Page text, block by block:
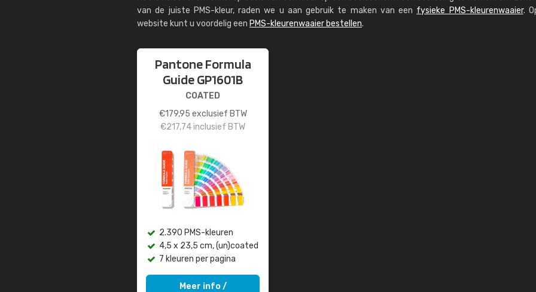
van de juiste PMS-kleur, raden we u aan gebruik te maken van een fysieke PMS-kleurenwaaier.
website kunt u voordelig een PMS-kleurenwaaier bestellen.
Pantone Formula
Guide GP1601B
COATED
€179,95 exclusief BTW
€217,74inclusief BTW
2.390 PMS-kleuren
4,5 x 23,5 cm, (un)coated
7 kleuren per pagina
Meer info /